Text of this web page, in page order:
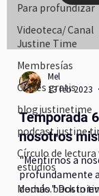
Para profundizar
Videoteca/ Canal
Justine Time
Membresías
Clases gratis
blogjustinetime
podcast justine
Círculo de lectura
estudios
Modulo back in
Mel
13 feb 2023
Temporada
nosotros
"Mentirnos a
profundamente
demás."